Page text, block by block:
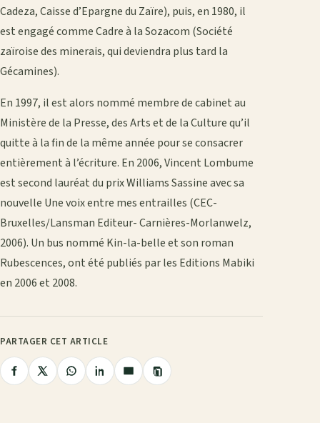
Cadeza, Caisse d’Epargne du Zaïre), puis, en 1980, il
est engagé comme Cadre à la Sozacom (Société
zaïroise des minerais, qui deviendra plus tard la
Gécamines).
En 1997, il est alors nommé membre de cabinet au
Ministère de la Presse, des Arts et de la Culture qu’il
quitte à la fin de la même année pour se consacrer
entièrement à l’écriture. En 2006, Vincent Lombume
est second lauréat du prix Williams Sassine avec sa
nouvelle Une voix entre mes entrailles (CEC-
Bruxelles/Lansman Editeur- Carnières-Morlanwelz,
2006). Un bus nommé Kin-la-belle et son roman
Rubescences, ont été publiés par les Editions Mabiki
en 2006 et 2008.
PARTAGER CET ARTICLE
PartagerPartagerPartagerPartagerPartager
Copier
le